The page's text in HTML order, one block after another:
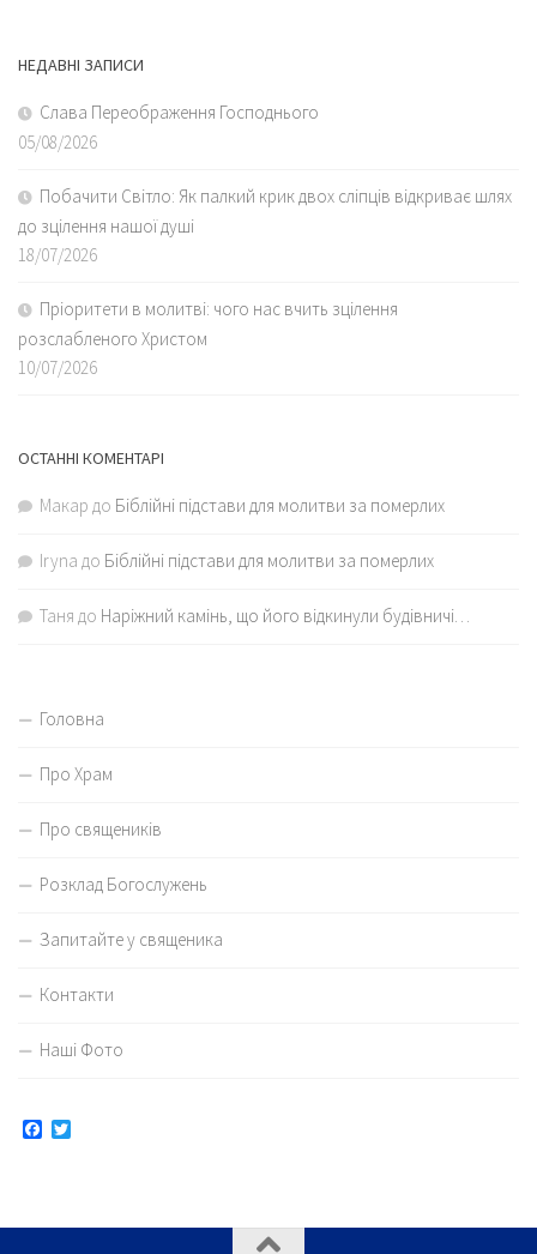
НЕДАВНІ ЗАПИСИ
Слава Переображення Господнього
05/08/2026
Побачити Світло: Як палкий крик двох сліпців відкриває шлях
до зцілення нашої душі
18/07/2026
Пріоритети в молитві: чого нас вчить зцілення
розслабленого Христом
10/07/2026
ОСТАННІ КОМЕНТАРІ
Макар до Біблійні підстави для молитви за померлих
Iryna до Біблійні підстави для молитви за померлих
Таня до Наріжний камінь, що його відкинули будівничі…
Головна
Про Храм
Про священиків
Розклад Богослужень
Запитайте у священика
Контакти
Наші Фото
Facebook